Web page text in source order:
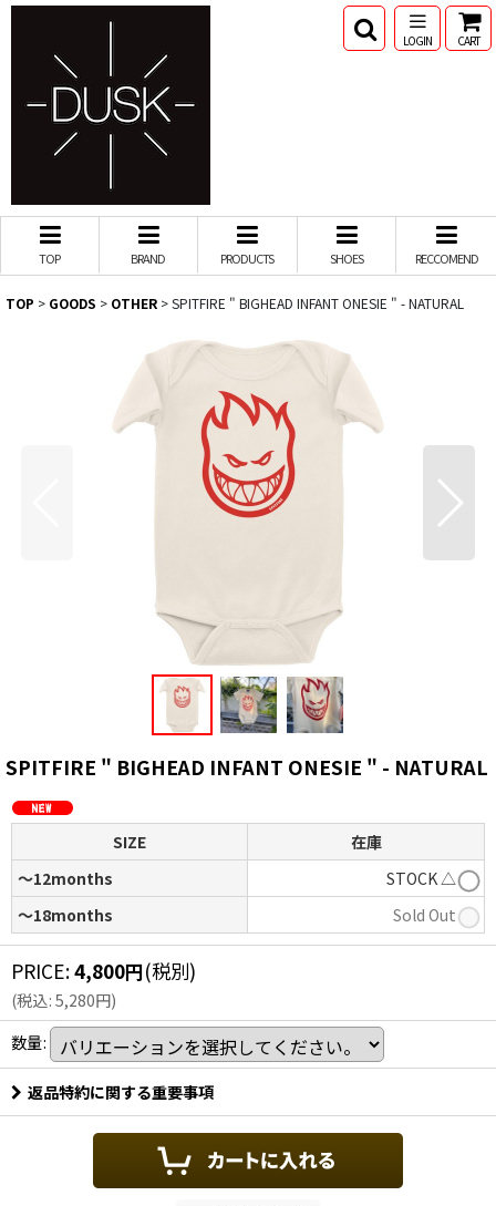
LOGIN CART
TOP BRAND PRODUCTS SHOES RECCOMEND
TOP > GOODS > OTHER >SPITFIRE " BIGHEAD INFANT ONESIE " - NATURAL
SPITFIRE " BIGHEAD INFANT ONESIE " - NATURAL
SIZE
在庫
〜12months
STOCK △
〜18months
Sold Out
PRICE:4,800円(税別)
(税込: 5,280円)
数量:
返品特約に関する重要事項